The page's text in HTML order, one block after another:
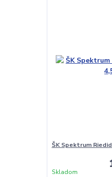
ŠK Spektrum
Skladom